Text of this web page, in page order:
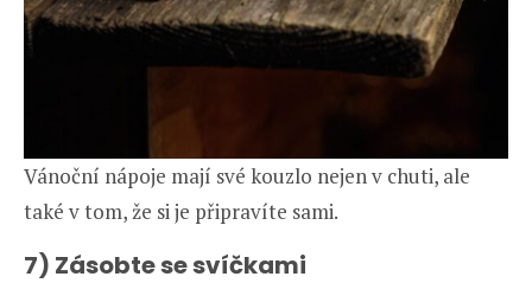
Vánoční nápoje mají své kouzlo nejen v chuti, ale
také v tom, že si je připravíte sami.
7) Zásobte se svíčkami